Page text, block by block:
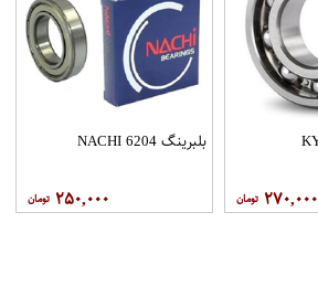
۲۷۰,۰۰۰
بلبرینگ 6204 NACHI
۲۵۰,۰۰۰